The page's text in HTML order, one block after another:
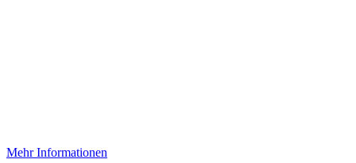
Mehr Informationen